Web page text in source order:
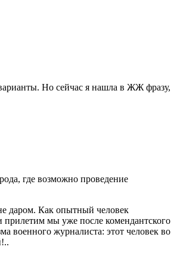
Но сейчас я нашла в ЖЖ фразу,
где воз­можно проведение
даром. Как опытный че­ловек
приле­тим мы уже после комендантско­го
военного жур­налиста: этот человек во